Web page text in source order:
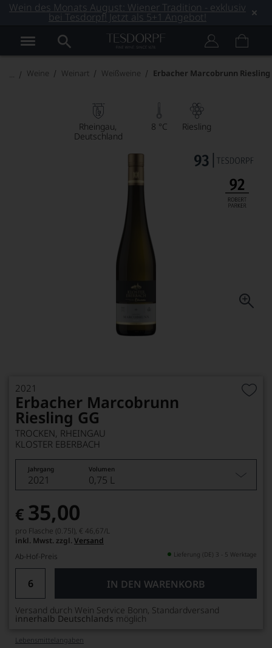
Wein des Monats August: Wiener Tradition - exklusiv
bei Tesdorpf! Jetzt als 5+1 Angebot!
Weine Weinart Weißweine Erbacher Marcobrunn Riesling
Rheingau
Deutschland
8 °C Riesling
2021
Erbacher Marcobrunn
Riesling GG
TROCKEN, RHEINGAU
KLOSTER EBERBACH
Jahrgang Volumen
2021 0,75 L
€ 35,00
pro Flasche (0.75l), € 46,67/L
inkl. Mwst. zzgl. Versand
Ab-Hof-Preis
Lieferung (DE) 3 - 5 Werktage
IN DEN WARENKORB
Versand durch Wein Service Bonn, Standardversand
innerhalb Deutschlands möglich
Lebensmittel­angaben